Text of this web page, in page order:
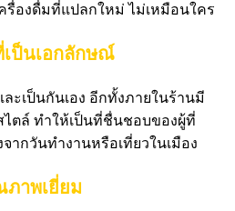
รื่องดื่มที่แปลกใหม่ ไม่เหมือนใคร
ป็นเอกลักษณ์
ะเป็นกันเอง อีกทั้งภายในร้านมี
ไตล์ ทำให้เป็นที่ชื่นชอบของผู้ที่
ากวันทำงานหรือเที่ยวในเมือง
ภาพเยี่ยม